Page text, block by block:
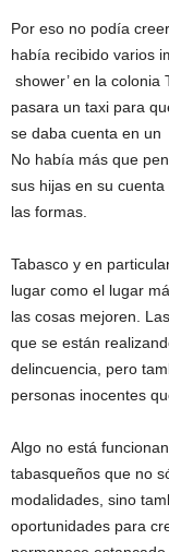
Por eso no podía
había recibido varios
shower’ en la
pasara un taxi para
se daba cuenta en un
No había más que
sus hijas en su
las formas.
Tabasco y en
lugar como el lugar
las cosas mejoren.
que se están
delincuencia, pero
personas inocentes
Algo no está
tabasqueños que no
modalidades, sino
oportunidades para